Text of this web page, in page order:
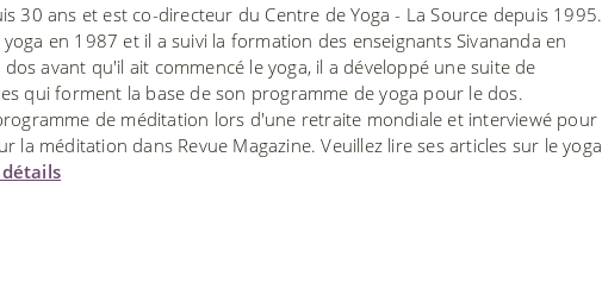
30 ans et est co-directeur du Centre de Yoga - La Source depuis 1995.
en 1987 et il a suivi la formation des enseignants Sivananda en
avant qu'il ait commencé le yoga, il a développé une suite de
qui forment la base de son programme de yoga pour le dos.
de méditation lors d'une retraite mondiale et interviewé pour
la méditation dans Revue Magazine. Veuillez lire ses articles sur le yoga